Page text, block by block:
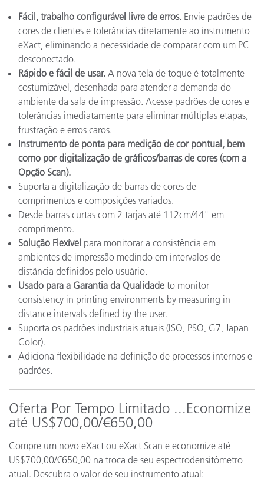
Fácil, trabalho configurável livre de erros. Envie padrões de
cores de clientes e tolerâncias diretamente ao instrumento
eXact, eliminando a necessidade de comparar com um PC
desconectado.
Rápido e fácil de usar. A nova tela de toque é totalmente
costumizável, desenhada para atender a demanda do
ambiente da sala de impressão. Acesse padrões de cores e
tolerâncias imediatamente para eliminar múltiplas etapas,
frustração e erros caros.
Instrumento de ponta para medição de cor pontual, bem
como por digitalização de gráficos/barras de cores (com a
Opção Scan).
Suporta a digitalização de barras de cores de
comprimentos e composições variados.
Desde barras curtas com 2 tarjas até 112cm/44" em
comprimento.
Solução Flexível para monitorar a consistência em
ambientes de impressão medindo em intervalos de
distância definidos pelo usuário.
Usado para a Garantia da Qualidade to monitor
consistency in printing environments by measuring in
distance intervals defined by the user.
Suporta os padrões industriais atuais (ISO, PSO, G7, Japan
Color).
Adiciona flexibilidade na definição de processos internos e
padrões.
Oferta Por Tempo Limitado ...Economize
até US$700,00/€650,00
Compre um novo eXact ou eXact Scan e economize até
US$700,00/€650,00 na troca de seu espectrodensitômetro
atual. Descubra o valor de seu instrumento atual: